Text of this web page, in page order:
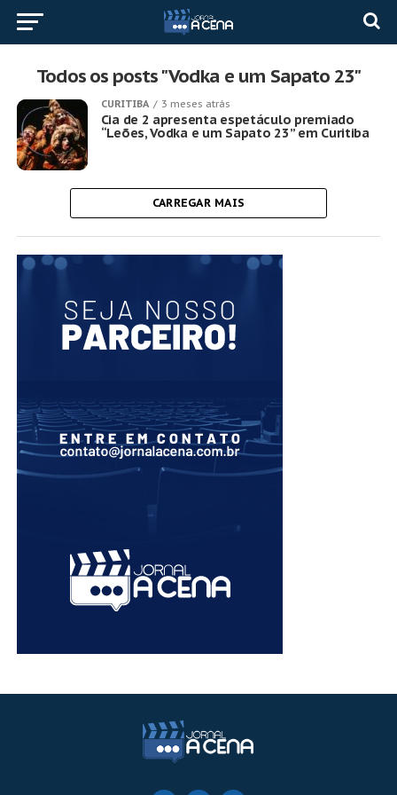
Todos os posts "Vodka e um Sapato 23"
CURITIBA 3 meses atrás
Cia de 2 apresenta espetáculo premiado
“Leões, Vodka e um Sapato 23” em Curitiba
CARREGAR MAIS